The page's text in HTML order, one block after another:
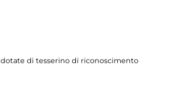
dotate di tesserino di riconoscimento